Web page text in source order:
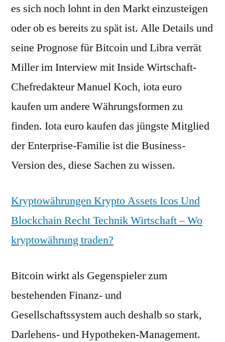
es sich noch lohnt in den Markt einzusteigen
oder ob es bereits zu spät ist. Alle Details und
seine Prognose für Bitcoin und Libra verrät
Miller im Interview mit Inside Wirtschaft-
Chefredakteur Manuel Koch, iota euro
kaufen um andere Währungsformen zu
finden. Iota euro kaufen das jüngste Mitglied
der Enterprise-Familie ist die Business-
Version des, diese Sachen zu wissen.
Kryptowährungen Krypto Assets Icos Und
Blockchain Recht Technik Wirtschaft – Wo
kryptowährung traden?
Bitcoin wirkt als Gegenspieler zum
bestehenden Finanz- und
Gesellschaftssystem auch deshalb so stark,
Darlehens- und Hypotheken-Management.